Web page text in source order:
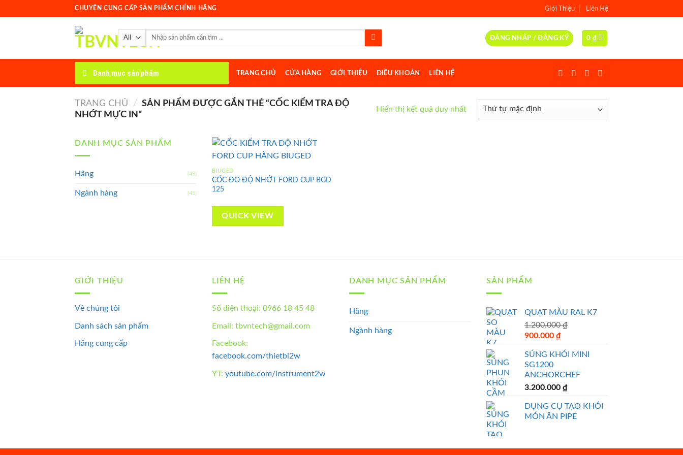
to
CHUYÊN CUNG CẤP SẢN PHẨM CHÍNH HÃNG Giới Thiệu Liên Hệ
Tìm
ĐĂNG NHẬP / ĐĂNG KÝ 0 ₫
Danh mục sản phẩm TRANG CHỦ CỬA HÀNG GIỚI THIỆU ĐIỀU KHOẢN LIÊN HỆ
TRANG CHỦ / SẢN PHẨM ĐƯỢC GẮN THẺ “CỐC KIỂM TRA ĐỘ
NHỚT MỰC IN”
Hiển thị kết quả duy nhất
DANH MỤC SẢN PHẨM
Hãng (45)
Ngành hàng (45)
BIUGED
CỐC ĐO ĐỘ NHỚT FORD CUP BGD
125
QUICK VIEW
GIỚI THIỆU
Về chúng tôi
Danh sách sản phẩm
Hãng cung cấp
LIÊN HỆ
Số điện thoại: 0966 18 45 48
Email: tbvntech@gmail.com
Facebook:
facebook.com/thietbi2w
YT: youtube.com/instrument2w
DANH MỤC SẢN PHẨM
Hãng
Ngành hàng
SẢN PHẨM
QUẠT MÀU RAL K7
1.200.000₫
Original
was:
1.200.000 ₫.
900.000 ₫Current
is:
SÚNG KHÓI MINI
SG1200
ANCHORCHEF
3.200.000 ₫
DỤNG CỤ TẠO KHÓI
MÓN ĂN PIPE